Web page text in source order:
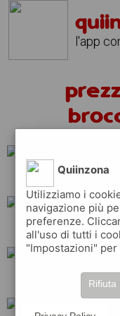
l'app
total
Quiinzona
Utilizziamo i
navigazione più
preferenze.
all'uso di tutti i
"Impostazioni"
Rifiuta